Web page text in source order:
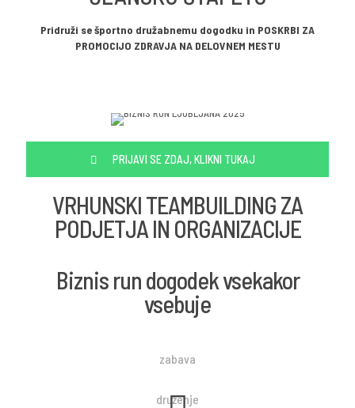
Pridruži se športno družabnemu dogodku in POSKRBI ZA
PROMOCIJO ZDRAVJA NA DELOVNEM MESTU
PRIJAVI SE ZDAJ, KLIKNI TUKAJ
VRHUNSKI TEAMBUILDING ZA
PODJETJA IN ORGANIZACIJE
Biznis run dogodek vsekakor
vsebuje
zabava
druženje